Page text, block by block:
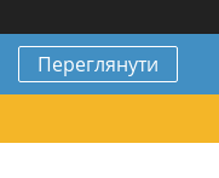
Переглянути